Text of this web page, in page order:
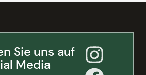
Sie uns auf
Media